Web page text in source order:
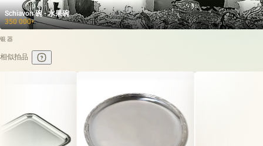
Schiavon 碗 - 水果碗
350 000₽
银器
相似拍品